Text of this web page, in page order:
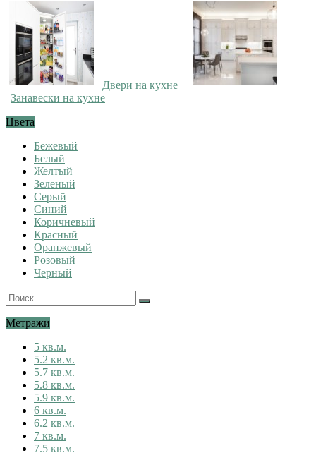
Двери на кухне
Занавески на кухне
Цвета
Бежевый
Белый
Желтый
Зеленый
Серый
Синий
Коричневый
Красный
Оранжевый
Розовый
Черный
Метражи
5 кв.м.
5.2 кв.м.
5.7 кв.м.
5.8 кв.м.
5.9 кв.м.
6 кв.м.
6.2 кв.м.
7 кв.м.
7.5 кв.м.